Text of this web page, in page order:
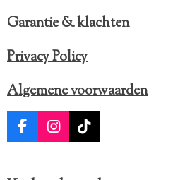
Garantie & klachten
Privacy Policy
Algemene voorwaarden
F
a
I
n
T
i